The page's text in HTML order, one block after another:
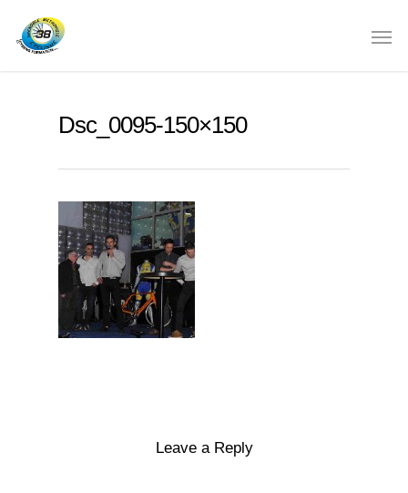
Dsc_0095-150×150
Leave a Reply